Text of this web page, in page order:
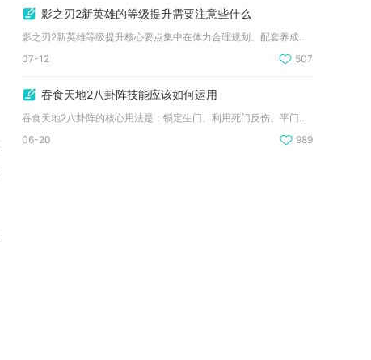
影之刃2新英雄的等级提升需要注意些什么
影之刃2新英雄等级提升核心要点集中在体力合理规划、配套养成同...
07-12
507
吞食天地2八卦阵技能应该如何运用
吞食天地2八卦阵的核心用法是：锁定生门、利用死门反伤、平门免...
06-20
989